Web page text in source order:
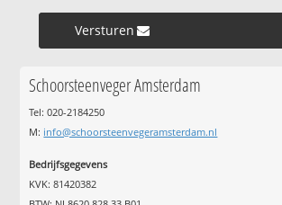
Versturen »
Schoorsteenveger Amsterdam
Tel: 020-2184250
M: info@schoorsteenvegeramsterdam.nl
Bedrijfsgegevens
KVK: 81420382